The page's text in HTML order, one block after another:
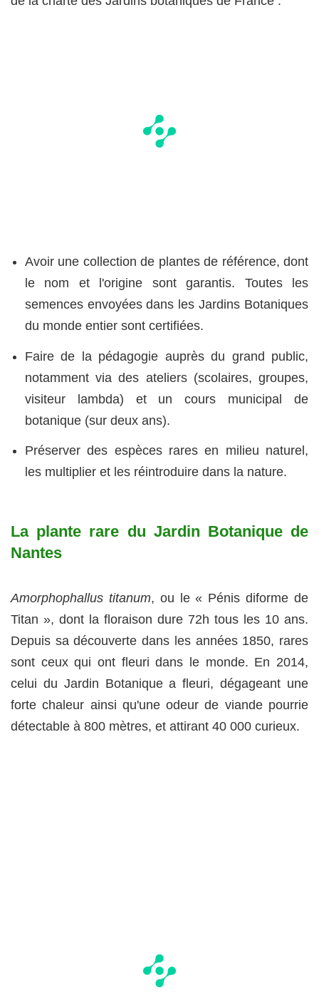
Avoir une collection de plantes de référence, dont
le nom et l'origine sont garantis. Toutes les
semences envoyées dans les Jardins Botaniques
du monde entier sont certifiées.
Faire de la pédagogie auprès du grand public,
notamment via des ateliers (scolaires, groupes,
visiteur lambda) et un cours municipal de
botanique (sur deux ans).
Préserver des espèces rares en milieu naturel,
les multiplier et les réintroduire dans la nature.
La plante rare du Jardin Botanique de
Nantes
Amorphophallus titanum, ou le « Pénis diforme de
Titan », dont la floraison dure 72h tous les 10 ans.
Depuis sa découverte dans les années 1850, rares
sont ceux qui ont fleuri dans le monde. En 2014,
celui du Jardin Botanique a fleuri, dégageant une
forte chaleur ainsi qu'une odeur de viande pourrie
détectable à 800 mètres, et attirant 40 000 curieux.